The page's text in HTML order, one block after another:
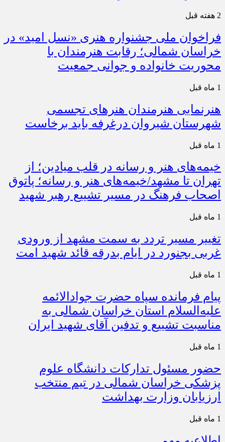
2 هفته قبل
فراخوان ملی جشنواره هنری «نسل امید» در
خراسان شمالی؛ رقابت هنرمندان با
محوریت خانواده و جوانی جمعیت
1 ماه قبل
هنرنمایی هنرمندان هنرهای تجسمی
شهرستان شیروان درغرفه باید برخاست
1 ماه قبل
خیمه‌های هنر و رسانه در قلب میادین؛ از
تهران تا مشهد/خیمه‌های هنر و رسانه؛ پاتوق
اصحاب فرهنگ در مسیر تشییع رهبر شهید
1 ماه قبل
تغییر مسیر تردد به سمت مشهد از ورودی
غربی بجنورد در ایام بدرقه قائد شهید امت
1 ماه قبل
پیام فرمانده سپاه حضرت جوادالائمه
علیه‌السلام استان خراسان شمالی به
مناسبت تشییع و تدفین آقای شهید ایران
1 ماه قبل
حضور مسئول تدارکات دانشگاه علوم
پزشکی خراسان شمالی در تیم منتخب
ارزیابان وزارت بهداشت
1 ماه قبل